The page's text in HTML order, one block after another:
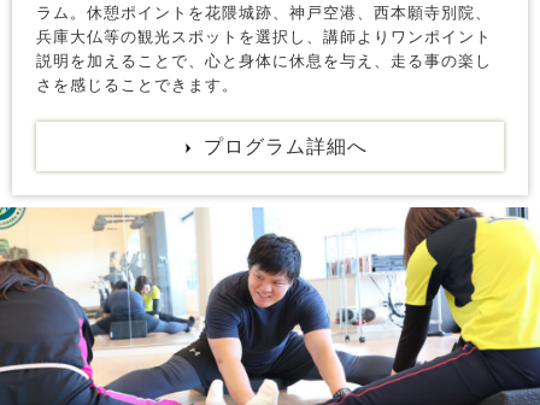
ラム。休憩ポイントを花隈城跡、神戸空港、西本願寺別院、
兵庫大仏等の観光スポットを選択し、講師よりワンポイント
説明を加えることで、心と身体に休息を与え、走る事の楽し
さを感じることできます。
プログラム詳細へ